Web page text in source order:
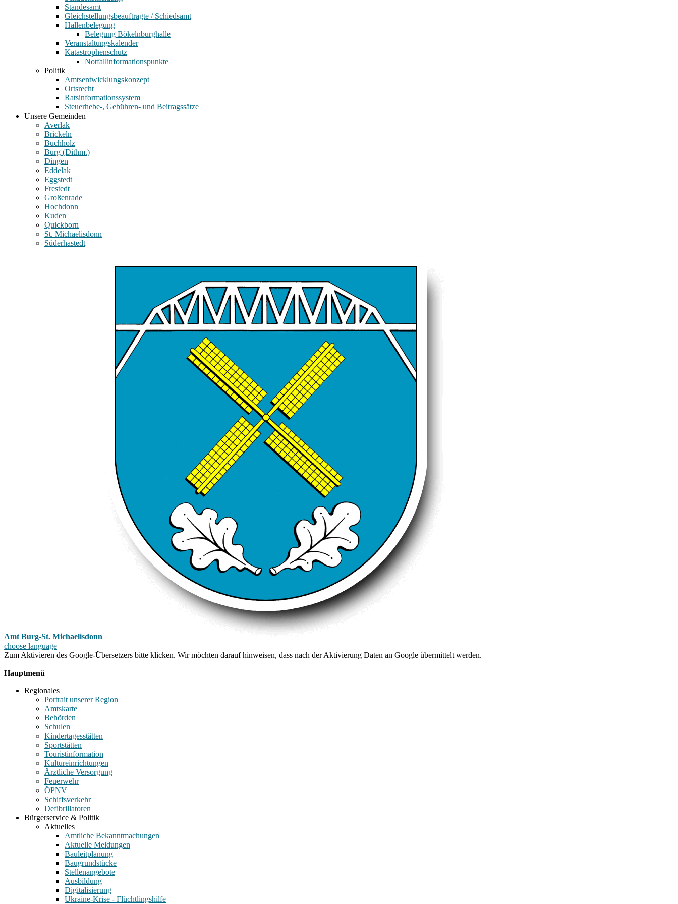
Standesamt
Gleichstellungsbeauftragte / Schiedsamt
Hallenbelegung
Belegung Bökelnburghalle
Veranstaltungskalender
Katastrophenschutz
Notfallinformationspunkte
Politik
Amtsentwicklungskonzept
Ortsrecht
Ratsinformationssystem
Steuerhebe-, Gebühren- und Beitragssätze
Unsere Gemeinden
Averlak
Brickeln
Buchholz
Burg (Dithm.)
Dingen
Eddelak
Eggstedt
Frestedt
Großenrade
Hochdonn
Kuden
Quickborn
St. Michaelisdonn
Süderhastedt
Amt Burg-St. Michaelisdonn
choose language
Zum Aktivieren des Google-Übersetzers bitte klicken. Wir möchten darauf hinweisen, dass nach der Aktivierung Daten an Google übermittelt werden.
Hauptmenü
Regionales
Portrait unserer Region
Amtskarte
Behörden
Schulen
Kindertagesstätten
Sportstätten
Touristinformation
Kultureinrichtungen
Ärztliche Versorgung
Feuerwehr
ÖPNV
Schiffsverkehr
Defibrillatoren
Bürgerservice & Politik
Aktuelles
Amtliche Bekanntmachungen
Aktuelle Meldungen
Bauleitplanung
Baugrundstücke
Stellenangebote
Ausbildung
Digitalisierung
Ukraine-Krise - Flüchtlingshilfe